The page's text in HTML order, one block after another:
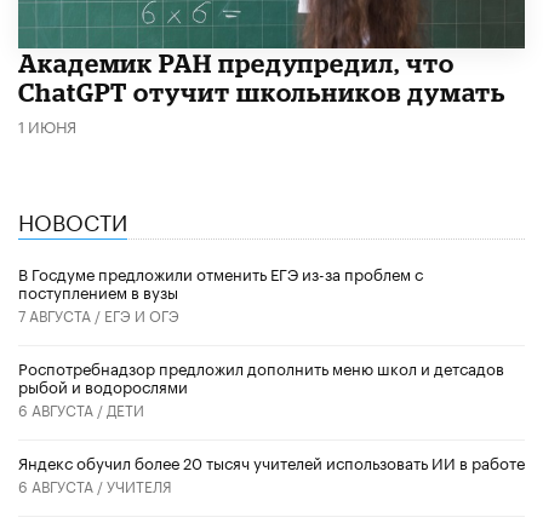
Академик РАН предупредил, что
ChatGPT отучит школьников думать
1 ИЮНЯ
НОВОСТИ
В Госдуме предложили отменить ЕГЭ из-за проблем с
поступлением в вузы
7 АВГУСТА / ЕГЭ И ОГЭ
Роспотребнадзор предложил дополнить меню школ и детсадов
рыбой и водорослями
6 АВГУСТА / ДЕТИ
​Яндекс обучил более 20 тысяч учителей использовать ИИ в работе
6 АВГУСТА /УЧИТЕЛЯ